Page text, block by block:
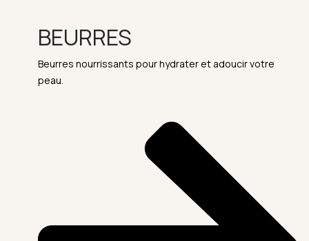
BEURRES
Beurres nourrissants pour hydrater et adoucir votre
peau.